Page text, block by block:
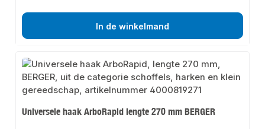
In de winkelmand
Universele haak ArboRapid lengte 270 mm BERGER